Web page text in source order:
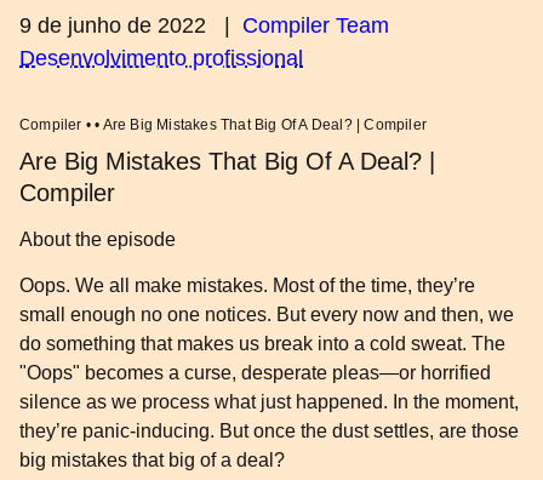
9 de junho de 2022
Compiler Team
Desenvolvimento profissional
Compiler • • Are Big Mistakes That Big Of A Deal? | Compiler
Are Big Mistakes That Big Of A Deal? |
Compiler
About the episode
Oops. We all make mistakes. Most of the time, they’re
small enough no one notices. But every now and then, we
do something that makes us break into a cold sweat. The
"Oops" becomes a curse, desperate pleas—or horrified
silence as we process what just happened. In the moment,
they’re panic-inducing. But once the dust settles, are those
big mistakes that big of a deal?